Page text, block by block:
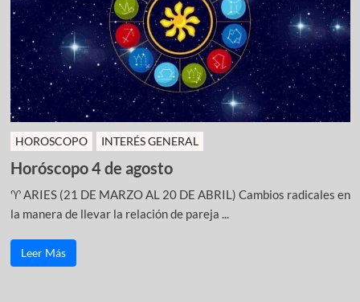
HOROSCOPO INTERÉS GENERAL
Horóscopo 4 de agosto
♈ ARIES (21 DE MARZO AL 20 DE ABRIL) Cambios radicales en
la manera de llevar la relación de pareja ...
Leer Más